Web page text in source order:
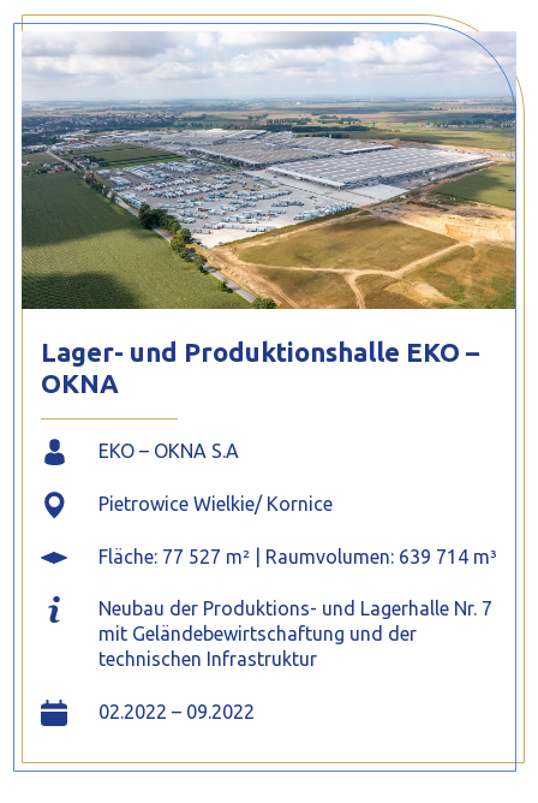
PROFILAR – kaltgeformte Profile
Lager- und Produktionshalle EKO –
OKNA
EKO – OKNA S.A
Pietrowice Wielkie/ Kornice
Fläche: 77 527 m² | Raumvolumen: 639 714 m³
Neubau der Produktions- und Lagerhalle Nr. 7
mit Geländebewirtschaftung und der
technischen Infrastruktur
02.2022 – 09.2022